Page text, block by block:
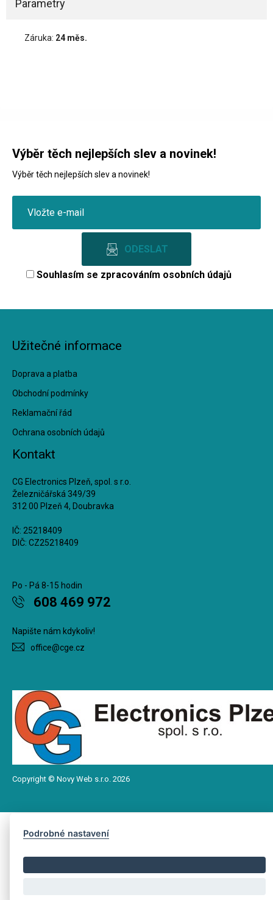
Parametry
Záruka: 24 měs.
Výběr těch nejlepších slev a novinek!
Výběr těch nejlepších slev a novinek!
Souhlasím se zpracováním osobních údajů
Užitečné informace
Doprava a platba
Obchodní podmínky
Reklamační řád
Ochrana osobních údajů
Kontakt
CG Electronics Plzeň, spol. s r.o.
Železničářská 349/39
312 00 Plzeň 4, Doubravka
IČ: 25218409
DIČ: CZ25218409
Po - Pá 8-15 hodin
608 469 972
Napište nám kdykoliv!
office@cge.cz
Copyright © Novy Web s.r.o. 2026
Podrobné nastavení